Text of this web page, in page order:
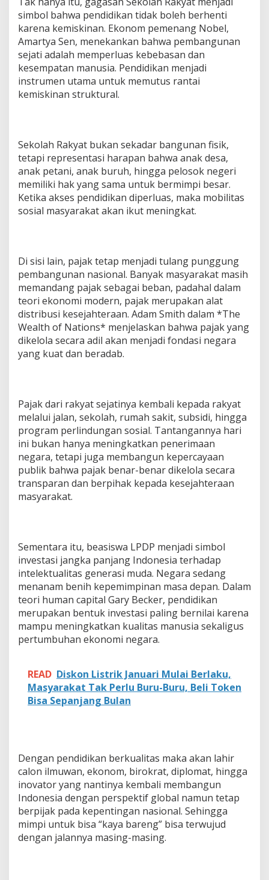
simbol bahwa pendidikan tidak boleh berhenti
karena kemiskinan. Ekonom pemenang Nobel,
Amartya Sen, menekankan bahwa pembangunan
sejati adalah memperluas kebebasan dan
kesempatan manusia. Pendidikan menjadi
instrumen utama untuk memutus rantai
kemiskinan struktural.
Sekolah Rakyat bukan sekadar bangunan fisik,
tetapi representasi harapan bahwa anak desa,
anak petani, anak buruh, hingga pelosok negeri
memiliki hak yang sama untuk bermimpi besar.
Ketika akses pendidikan diperluas, maka mobilitas
sosial masyarakat akan ikut meningkat.
Di sisi lain, pajak tetap menjadi tulang punggung
pembangunan nasional. Banyak masyarakat masih
memandang pajak sebagai beban, padahal dalam
teori ekonomi modern, pajak merupakan alat
distribusi kesejahteraan. Adam Smith dalam *The
Wealth of Nations* menjelaskan bahwa pajak yang
dikelola secara adil akan menjadi fondasi negara
yang kuat dan beradab.
Pajak dari rakyat sejatinya kembali kepada rakyat
melalui jalan, sekolah, rumah sakit, subsidi, hingga
program perlindungan sosial. Tantangannya hari
ini bukan hanya meningkatkan penerimaan
negara, tetapi juga membangun kepercayaan
publik bahwa pajak benar-benar dikelola secara
transparan dan berpihak kepada kesejahteraan
masyarakat.
Sementara itu, beasiswa LPDP menjadi simbol
investasi jangka panjang Indonesia terhadap
intelektualitas generasi muda. Negara sedang
menanam benih kepemimpinan masa depan. Dalam
teori human capital Gary Becker, pendidikan
merupakan bentuk investasi paling bernilai karena
mampu meningkatkan kualitas manusia sekaligus
pertumbuhan ekonomi negara.
READ Diskon Listrik Januari Mulai Berlaku,
Masyarakat Tak Perlu Buru-Buru, Beli Token
Bisa Sepanjang Bulan
Dengan pendidikan berkualitas maka akan lahir
calon ilmuwan, ekonom, birokrat, diplomat, hingga
inovator yang nantinya kembali membangun
Indonesia dengan perspektif global namun tetap
berpijak pada kepentingan nasional. Sehingga
mimpi untuk bisa “kaya bareng” bisa terwujud
dengan jalannya masing-masing.